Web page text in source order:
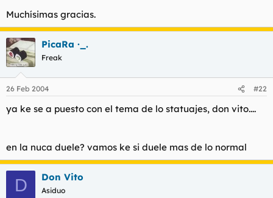
Muchísimas gracias.
PicaRa ·_.
Freak
26 Feb 2004 #22
ya ke se a puesto con el tema de lo statuajes, don vito....
en la nuca duele? vamos ke si duele mas de lo normal
D Don Vito
Asiduo